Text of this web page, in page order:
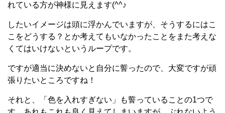
れている方が神様に見えます(^^♪
したいイメージは頭に浮かんでいますが、そうするにはこ
こをどうする？とか考えてもいなかったことをまた考えな
くてはいけないというループです。
ですが適当に決めないと自分に誓ったので、大変ですが頑
張りたいところですね！
それと、「色を入れすぎない」も誓っていることの1つで